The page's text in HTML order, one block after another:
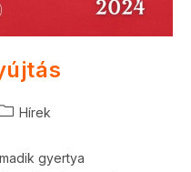
PostHírek
gyertya